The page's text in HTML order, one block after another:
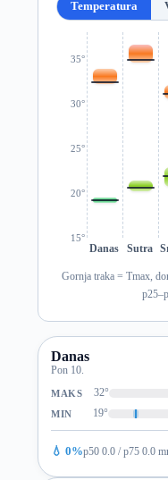
Temperatura
15°
20°
25°
30°
35°
Danas Sutra
Gornja traka = Tmax,
Danas
Pon 10.
MAKS 32°
MIN 19°
💧 0%p50 0.0 / p75 0.0